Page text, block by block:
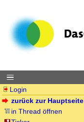
Login
zurück zur Hauptseite
in Thread öffnen